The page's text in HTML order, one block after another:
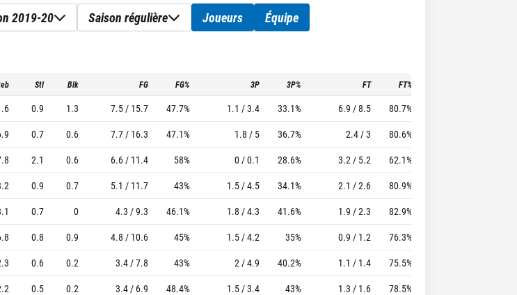
2019-20 Saison régulière Joueurs Équipe
Stl Blk FG FG% 3P 3P% FT FT%
0.9 1.3 7.5 / 15.7 47.7% 1.1 / 3.4 33.1% 6.9 / 8.5 80.7%
0.7 0.6 7.7 / 16.3 47.1% 1.8 / 5 36.7% 2.4 / 3 80.6%
2.1 0.6 6.6 / 11.4 58% 0 / 0.1 28.6% 3.2 / 5.2 62.1%
0.9 0.7 5.1 / 11.7 43% 1.5 / 4.5 34.1% 2.1 / 2.6 80.9%
0.7 0 4.3 / 9.3 46.1% 1.8 / 4.3 41.6% 1.9 / 2.3 82.9%
0.8 0.9 4.8 / 10.6 45% 1.5 / 4.2 35% 0.9 / 1.2 76.3%
0.6 0.2 3.4 / 7.8 43% 2 / 4.9 40.2% 1.1 / 1.4 75.5%
0.5 0.2 3.4 / 6.9 48.4% 1.5 / 3.4 43% 1.3 / 1.6 78.5%